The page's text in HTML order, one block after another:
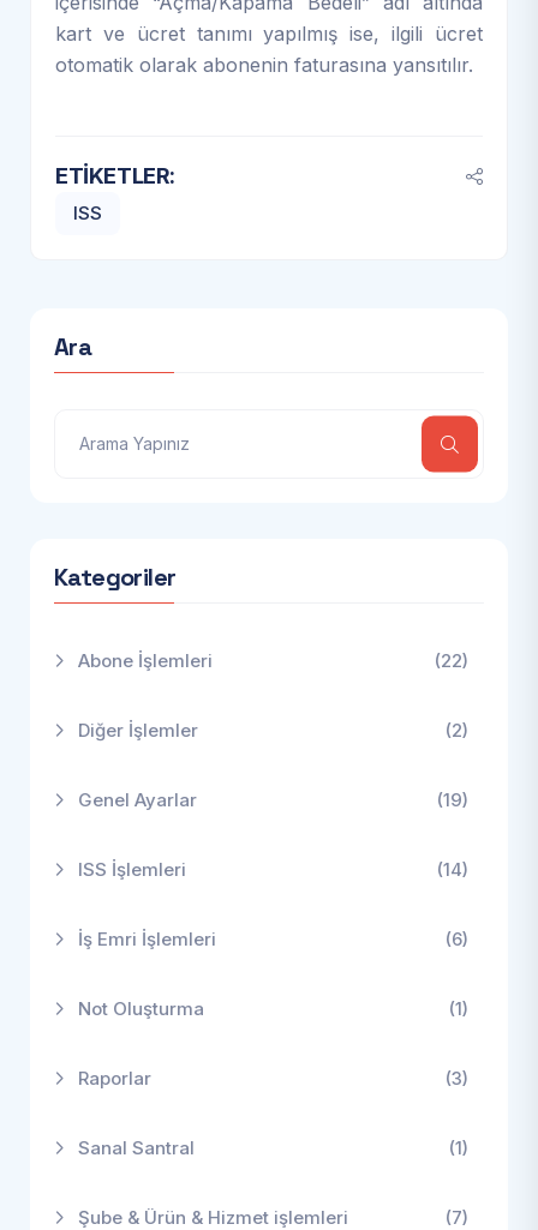
kart ve ücret tanımı yapılmış ise, ilgili ücret
otomatik olarak abonenin faturasına yansıtılır.
ETIKETLER:
ISS
Ara
Kategoriler
Abone İşlemleri (22)
Diğer İşlemler (2)
Genel Ayarlar (19)
ISS İşlemleri (14)
İş Emri İşlemleri (6)
Not Oluşturma (1)
Raporlar (3)
Sanal Santral (1)
Şube & Ürün & Hizmet işlemleri (7)